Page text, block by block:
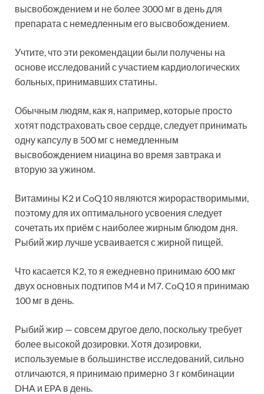
высвобождением и не более 3000 мг в день для
препарата с немедленным его высвобождением.
Учтите, что эти рекомендации были получены на
основе исследований с участием кардиологических
больных, принимавших статины.
Обычным людям, как я, например, которые просто
хотят подстраховать свое сердце, следует принимать
одну капсулу в 500 мг с немедленным
высвобождением ниацина во время завтрака и
вторую за ужином.
Витамины K2 и CoQ10 являются жирорастворимыми,
поэтому для их оптимального усвоения следует
сочетать их приём с наиболее жирным блюдом дня.
Рыбий жир лучше усваивается с жирной пищей.
Что касается K2, то я ежедневно принимаю 600 мкг
двух основных подтипов M4 и M7. CoQ10 я принимаю
100 мг в день.
Рыбий жир — совсем другое дело, поскольку требует
более высокой дозировки. Хотя дозировки,
используемые в большинстве исследований, сильно
отличаются, я принимаю примерно 3 г комбинации
DHA и EPA в день.